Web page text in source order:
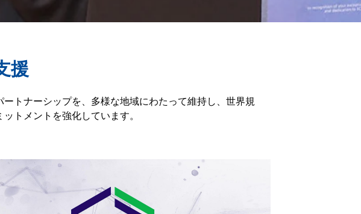
援
トナーシップを、多様な地域にわたって維持し、世界規
トメントを強化しています。